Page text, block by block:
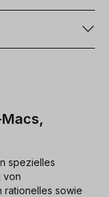
spezielles
von
rationelles sowie